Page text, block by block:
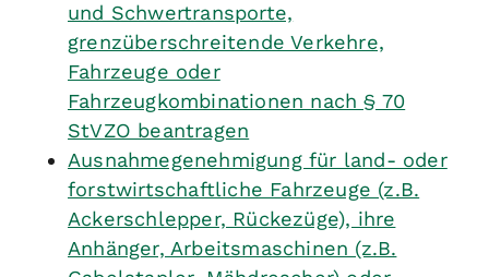
und Schwertransporte,
grenzüberschreitende Verkehre,
Fahrzeuge oder
Fahrzeugkombinationen nach § 70
StVZO beantragen
Ausnahmegenehmigung für land- oder
forstwirtschaftliche Fahrzeuge (z.B.
Ackerschlepper, Rückezüge), ihre
Anhänger, Arbeitsmaschinen (z.B.